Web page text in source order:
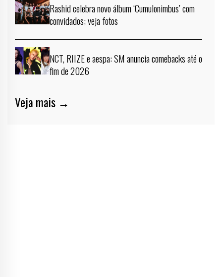
Rashid celebra novo álbum ‘Cumulonimbus’ com
convidados; veja fotos
NCT, RIIZE e aespa: SM anuncia comebacks até o
fim de 2026
Veja mais →